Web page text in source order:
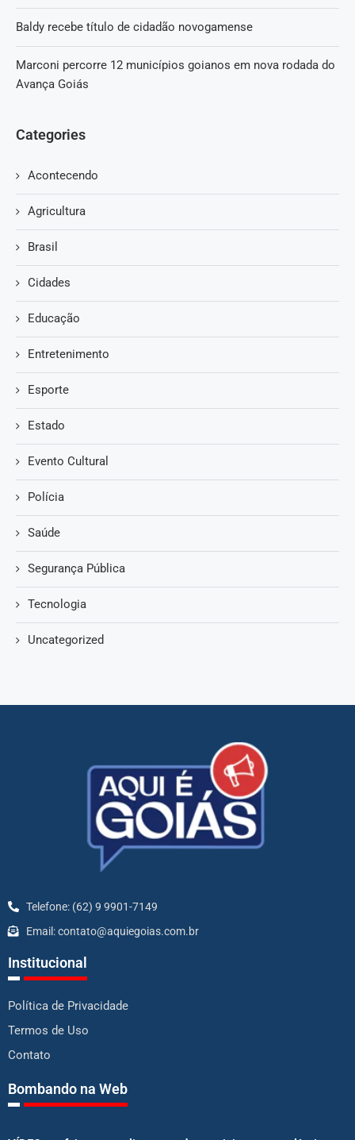
Baldy recebe título de cidadão novogamense
Marconi percorre 12 municípios goianos em nova rodada do
Avança Goiás
Categories
Acontecendo
Agricultura
Brasil
Cidades
Educação
Entretenimento
Esporte
Estado
Evento Cultural
Polícia
Saúde
Segurança Pública
Tecnologia
Uncategorized
Telefone: (62) 9 9901-7149
Email: contato@aquiegoias.com.br
Institucional
Política de Privacidade
Termos de Uso
Contato
Bombando na Web